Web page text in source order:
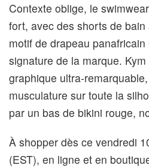
Contexte oblige, le
fort, avec des shorts de
motif de drapeau
signature de la marque.
graphique ultra-
musculature sur toute la
par un bas de bikini rouge,
À shopper dès ce vendredi
(EST), en ligne et en